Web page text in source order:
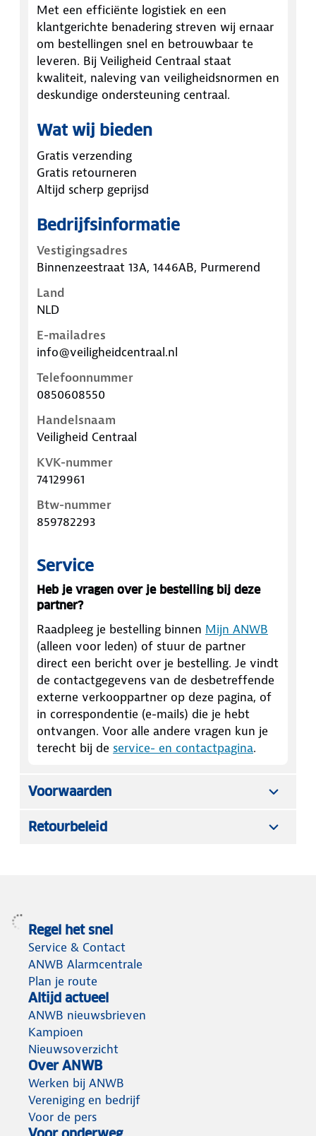
Met een efficiënte logistiek en een
klantgerichte benadering streven wij ernaar
om bestellingen snel en betrouwbaar te
leveren. Bij Veiligheid Centraal staat
kwaliteit, naleving van veiligheidsnormen en
deskundige ondersteuning centraal.
Wat wij bieden
Gratis verzending
Gratis retourneren
Altijd scherp geprijsd
Bedrijfsinformatie
Vestigingsadres
Binnenzeestraat 13A, 1446AB, Purmerend
Land
NLD
E-mailadres
info@veiligheidcentraal.nl
Telefoonnummer
0850608550
Handelsnaam
Veiligheid Centraal
KVK-nummer
74129961
Btw-nummer
859782293
Service
Heb je vragen over je bestelling bij deze
partner?
Raadpleeg je bestelling binnen Mijn ANWB
(alleen voor leden) of stuur de partner
direct een bericht over je bestelling. Je vindt
de contactgegevens van de desbetreffende
externe verkooppartner op deze pagina, of
in correspondentie (e-mails) die je hebt
ontvangen. Voor alle andere vragen kun je
terecht bij de service- en contactpagina.
Voorwaarden
Retourbeleid
Regel het snel
Service & Contact
ANWB Alarmcentrale
Plan je route
Altijd actueel
ANWB nieuwsbrieven
Kampioen
Nieuwsoverzicht
Over ANWB
Werken bij ANWB
Vereniging en bedrijf
Voor de pers